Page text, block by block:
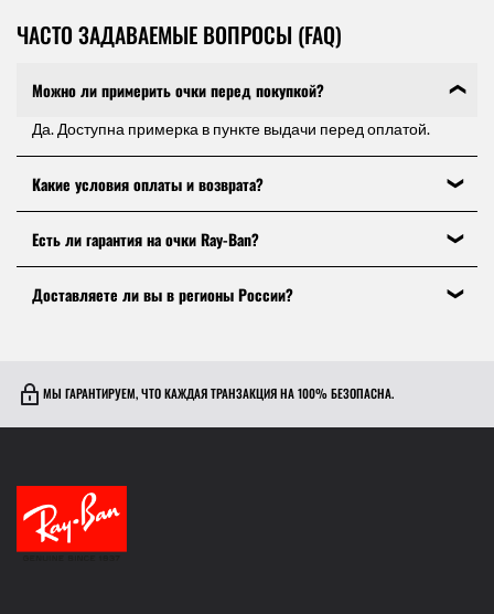
ЧАСТО ЗАДАВАЕМЫЕ ВОПРОСЫ (FAQ)
Можно ли примерить очки перед покупкой?
Да. Доступна примерка в пункте выдачи перед оплатой.
Какие условия оплаты и возврата?
Есть ли гарантия на очки Ray-Ban?
производителя и фирменную упаковку.
Доставляете ли вы в регионы России?
МЫ ГАРАНТИРУЕМ, ЧТО КАЖДАЯ ТРАНЗАКЦИЯ НА 100% БЕЗОПАСНА.